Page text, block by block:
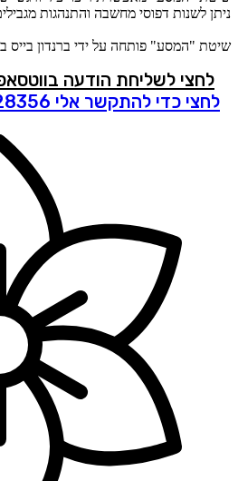
ניתן לשנות דפוסי מחשבה והתנהגות
שיטת "המסע" פותחה על ידי ברנדון בייס
לחצי לשליחת הודעה
לחצי כדי להתקשר אלי 050-7528356